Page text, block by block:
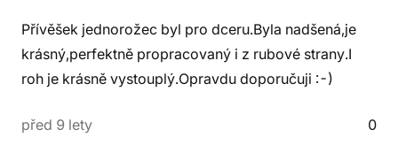
Přívěšek jednorožec byl pro dceru.Byla nadšená,je
krásný,perfektně propracovaný i z rubové strany.I
roh je krásně vystouplý.Opravdu doporučuji :-)
před 9 lety 0